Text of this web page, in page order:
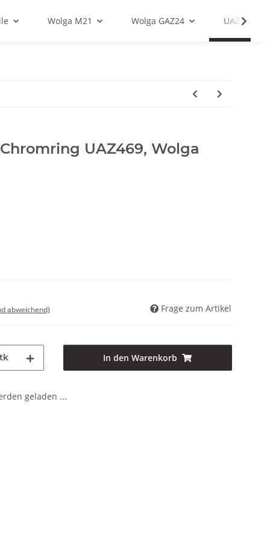
Wolga M21 Wolga GAZ24 UAZ
UAZ469, Wolga
abweichend) Frage zum Artikel
In den Warenkorb
geladen ...